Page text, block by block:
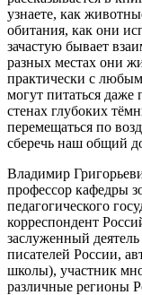
узнаете, как
обитания, как они
зачастую бывает
разных местах они
практически с
могут питаться даже
стенах глубоких
перемещаться по
сберечь наш общий
Владимир
профессор кафедры
педагогического
корреспондент
заслуженный
писателей России,
школы), участник
различные регионы